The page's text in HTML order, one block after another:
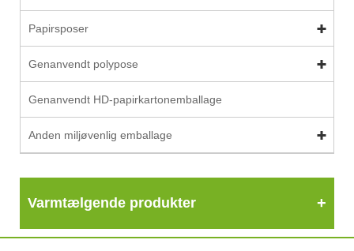
Papirsposer
Genanvendt polypose
Genanvendt HD-papirkartonemballage
Anden miljøvenlig emballage
Varmtælgende produkter